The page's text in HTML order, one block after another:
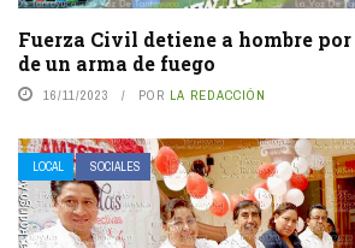
Fuerza Civil detiene a hombre
de un arma de fuego
16/11/2023 POR LA REDACCIÓN
LOCAL SOCIALES